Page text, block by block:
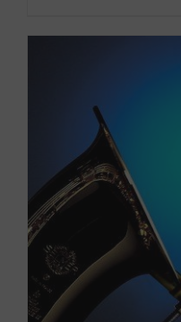
В КОРЗИНУ